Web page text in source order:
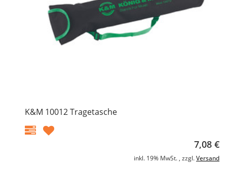
K&M 10012 Tragetasche
7,08 €
inkl. 19% MwSt. , zzgl. Versand